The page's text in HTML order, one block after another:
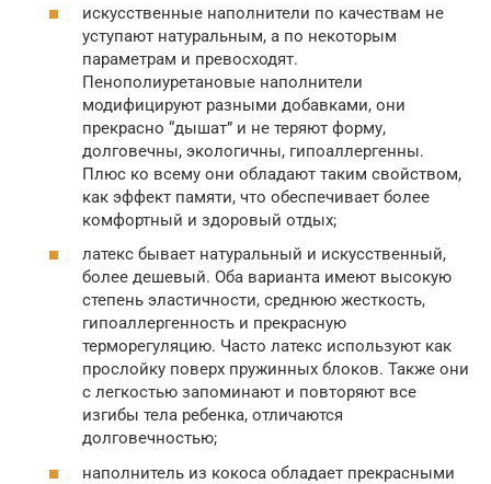
искусственные наполнители по качествам не
уступают натуральным, а по некоторым
параметрам и превосходят.
Пенополиуретановые наполнители
модифицируют разными добавками, они
прекрасно “дышат” и не теряют форму,
долговечны, экологичны, гипоаллергенны.
Плюс ко всему они обладают таким свойством,
как эффект памяти, что обеспечивает более
комфортный и здоровый отдых;
латекс бывает натуральный и искусственный,
более дешевый. Оба варианта имеют высокую
степень эластичности, среднюю жесткость,
гипоаллергенность и прекрасную
терморегуляцию. Часто латекс используют как
прослойку поверх пружинных блоков. Также они
с легкостью запоминают и повторяют все
изгибы тела ребенка, отличаются
долговечностью;
наполнитель из кокоса обладает прекрасными